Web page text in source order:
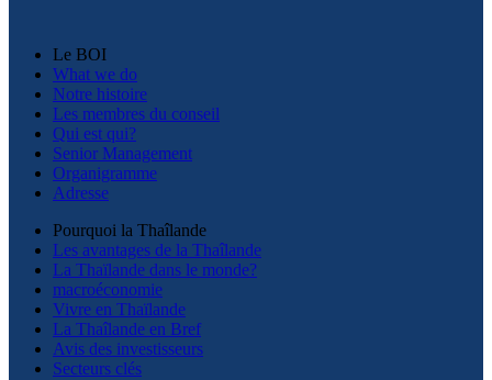
Le BOI
What we do
Notre histoire
Les membres du conseil
Qui est qui?
Senior Management
Organigramme
Adresse
Pourquoi la Thaîlande
Les avantages de la Thaîlande
La Thaïlande dans le monde?
macroéconomie
Vivre en Thaïlande
La Thaîlande en Bref
Avis des investisseurs
Secteurs clés